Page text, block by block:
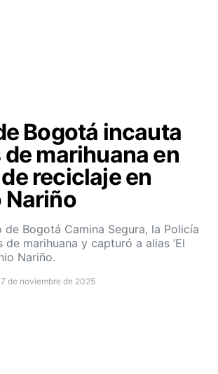
Bogotá incauta
marihuana en
reciclaje en
de Bogotá Camina Segura, la Policía
marihuana y capturó a alias ‘El
Nariño.
7 de noviembre de 2025